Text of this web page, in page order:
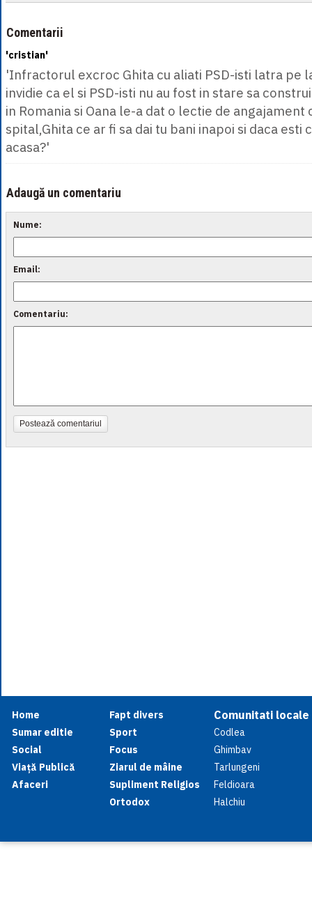
Comentarii
'cristian'
'Infractorul excroc Ghita cu aliati PSD-isti latra pe
invidie ca el si PSD-isti nu au fost in stare sa
in Romania si Oana le-a dat o lectie de
spital,Ghita ce ar fi sa dai tu bani inapoi si daca esti
acasa?'
Adaugă un comentariu
Nume:
Email:
Comentariu:
Postează comentariul
Home
Sumar editie
Social
Viață Publică
Afaceri
Fapt divers
Sport
Focus
Ziarul de mâine
Supliment Religios
Ortodox
Comunitati locale
Codlea
Ghimbav
Tarlungeni
Feldioara
Halchiu